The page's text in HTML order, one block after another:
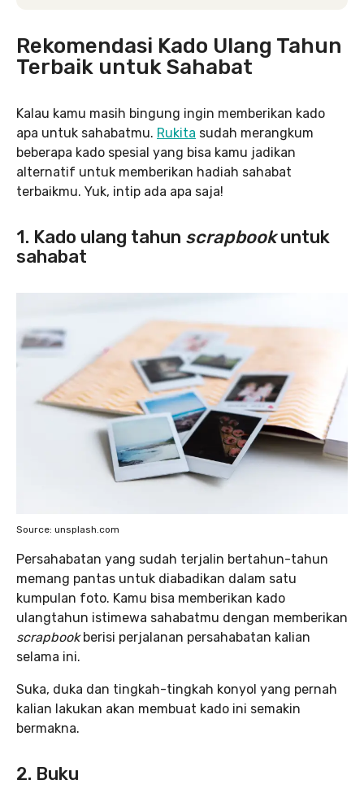
Rekomendasi Kado Ulang Tahun
Terbaik untuk Sahabat
Kalau kamu masih bingung ingin memberikan kado
apa untuk sahabatmu. Rukita sudah merangkum
beberapa kado spesial yang bisa kamu jadikan
alternatif untuk memberikan hadiah sahabat
terbaikmu. Yuk, intip ada apa saja!
1. Kado ulang tahun scrapbookuntuk
sahabat
Source: unsplash.com
Persahabatan yang sudah terjalin bertahun-tahun
memang pantas untuk diabadikan dalam satu
kumpulan foto. Kamu bisa memberikan kado
ulangtahun istimewa sahabatmu dengan memberikan
scrapbookberisi perjalanan persahabatan kalian
selama ini.
Suka, duka dan tingkah-tingkah konyol yang pernah
kalian lakukan akan membuat kado ini semakin
bermakna.
2. Buku